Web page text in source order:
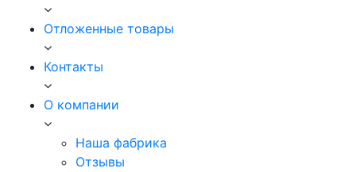
Отложенные товары
Контакты
О компании
Наша фабрика
Отзывы